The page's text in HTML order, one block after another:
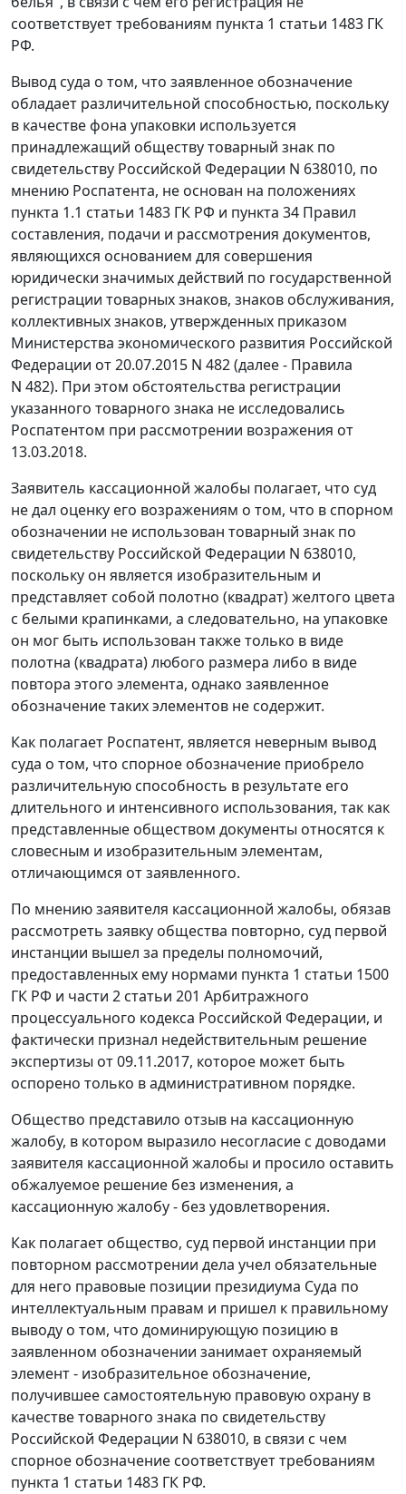
соответствует требованиям пункта 1 статьи 1483 ГК
РФ.
Вывод суда о том, что заявленное обозначение
обладает различительной способностью, поскольку
в качестве фона упаковки используется
принадлежащий обществу товарный знак по
свидетельству Российской Федерации N 638010, по
мнению Роспатента, не основан на положениях
пункта 1.1 статьи 1483 ГК РФ и пункта 34 Правил
составления, подачи и рассмотрения документов,
являющихся основанием для совершения
юридически значимых действий по государственной
регистрации товарных знаков, знаков обслуживания,
коллективных знаков, утвержденных приказом
Министерства экономического развития Российской
Федерации от 20.07.2015 N 482 (далее - Правила
N 482). При этом обстоятельства регистрации
указанного товарного знака не исследовались
Роспатентом при рассмотрении возражения от
13.03.2018.
Заявитель кассационной жалобы полагает, что суд
не дал оценку его возражениям о том, что в спорном
обозначении не использован товарный знак по
свидетельству Российской Федерации N 638010,
поскольку он является изобразительным и
представляет собой полотно (квадрат) желтого цвета
с белыми крапинками, а следовательно, на упаковке
он мог быть использован также только в виде
полотна (квадрата) любого размера либо в виде
повтора этого элемента, однако заявленное
обозначение таких элементов не содержит.
Как полагает Роспатент, является неверным вывод
суда о том, что спорное обозначение приобрело
различительную способность в результате его
длительного и интенсивного использования, так как
представленные обществом документы относятся к
словесным и изобразительным элементам,
отличающимся от заявленного.
По мнению заявителя кассационной жалобы, обязав
рассмотреть заявку общества повторно, суд первой
инстанции вышел за пределы полномочий,
предоставленных ему нормами пункта 1 статьи 1500
ГК РФ и части 2 статьи 201 Арбитражного
процессуального кодекса Российской Федерации, и
фактически признал недействительным решение
экспертизы от 09.11.2017, которое может быть
оспорено только в административном порядке.
Общество представило отзыв на кассационную
жалобу, в котором выразило несогласие с доводами
заявителя кассационной жалобы и просило оставить
обжалуемое решение без изменения, а
кассационную жалобу - без удовлетворения.
Как полагает общество, суд первой инстанции при
повторном рассмотрении дела учел обязательные
для него правовые позиции президиума Суда по
интеллектуальным правам и пришел к правильному
выводу о том, что доминирующую позицию в
заявленном обозначении занимает охраняемый
элемент - изобразительное обозначение,
получившее самостоятельную правовую охрану в
качестве товарного знака по свидетельству
Российской Федерации N 638010, в связи с чем
спорное обозначение соответствует требованиям
пункта 1 статьи 1483 ГК РФ.